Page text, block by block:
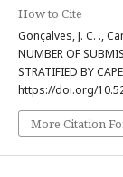
How to Cite
Gonçalves, J. C. .,
NUMBER OF
STRATIFIED BY
https://doi.org/
More Citation